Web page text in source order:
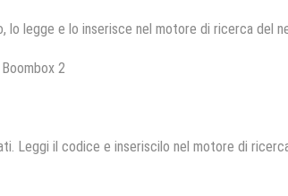
lo legge e lo inserisce nel motore di ricerca del
2
Leggi il codice e inseriscilo nel motore di